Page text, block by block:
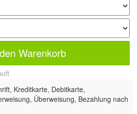
Warenkorb
Kreditkarte, Debitkarte,
Überweisung, Bezahlung nach